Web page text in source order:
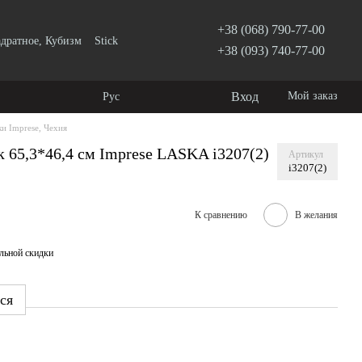
Кубизм Stick
+38 (068) 790-77-00
+38 (093) 740-77-00
Рус Вход Мой заказ
Imprese, Чехия
см Imprese LASKA i3207(2) Артикул
i3207(2)
К сравнению В желания
скидки